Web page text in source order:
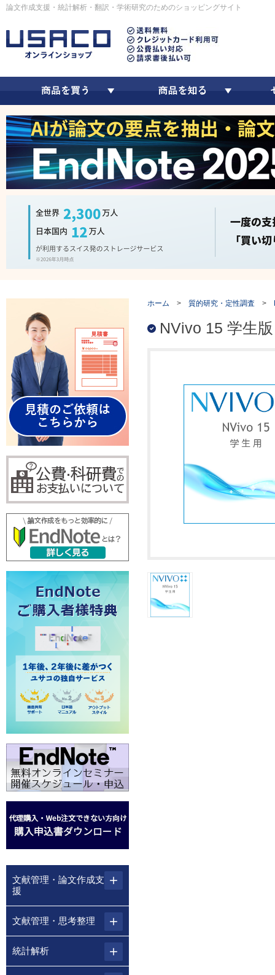
論文作成支援・統計解析・翻訳・学術研究のためのショッピングサイト
ホーム > 質的研究・定性調査 >
NVivo 15 学生版
文献管理・論文作成支
援
文献管理・思考整理
統計解析